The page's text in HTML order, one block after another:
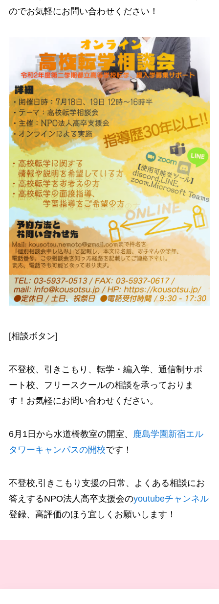
のでお気軽にお問い合わせください！
[相談ボタン]
不登校、引きこもり、転学・編入学、通信制サポ
ート校、フリースクールの相談を承っておりま
す！お気軽にお問い合わせください。
6月1日から水道橋教室の開室、
鹿島学園新宿エル
タワーキャンパスの開校です！
不登校,引きこもり支援の日常、よくある相談にお
答えするNPO法人高卒支援会のyoutubeチャンネル
登録、高評価のほう宜しくお願いします！